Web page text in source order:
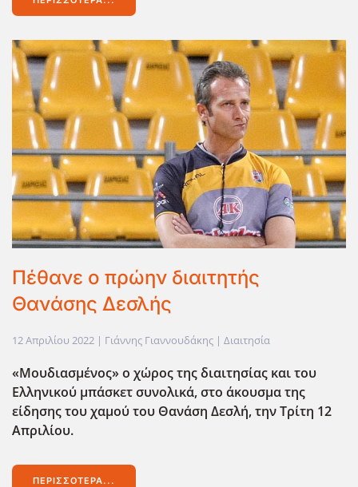
Πέθανε ο πρώην διαιτητής
Θανάσης Δεσλής
12 Απριλίου 2022 | Γιάννης Γιαννουδάκης | Διαιτησία
«Μουδιασμένος» ο χώρος της διαιτησίας και του
Ελληνικού μπάσκετ συνολικά, στο άκουσμα της
είδησης του χαμού του Θανάση Δεσλή, την Τρίτη 12
Απριλίου.
ΠΕΡΙΣΣΌΤΕΡΑ...